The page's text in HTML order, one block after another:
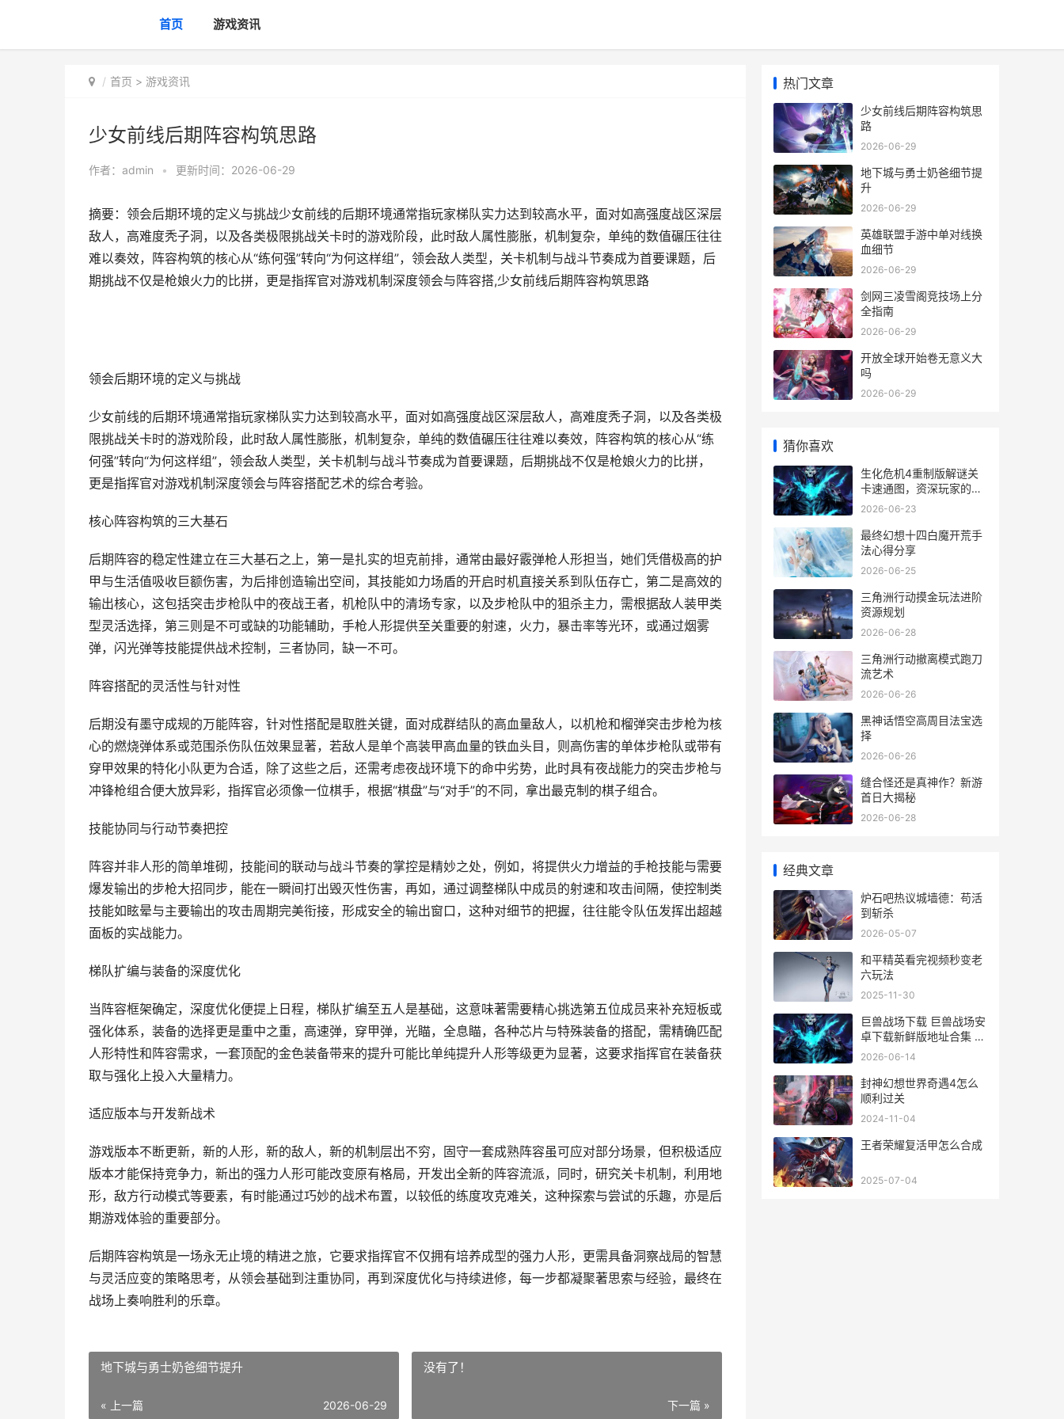
首页 游戏资讯
首页 > 游戏资讯
少女前线后期阵容构筑思路
作者： admin • 更新时间：2026-06-29
摘要：领会后期环境的定义与挑战少女前线的后期环境通常指玩家梯队实力达到较高水平，面对如高强度战区深层
敌人，高难度秃子洞，以及各类极限挑战关卡时的游戏阶段，此时敌人属性膨胀，机制复杂，单纯的数值碾压往往
难以奏效，阵容构筑的核心从“练何强”转向“为何这样组”，领会敌人类型，关卡机制与战斗节奏成为首要课题，后
期挑战不仅是枪娘火力的比拼，更是指挥官对游戏机制深度领会与阵容搭,少女前线后期阵容构筑思路
领会后期环境的定义与挑战
少女前线的后期环境通常指玩家梯队实力达到较高水平，面对如高强度战区深层敌人，高难度秃子洞，以及各类极
限挑战关卡时的游戏阶段，此时敌人属性膨胀，机制复杂，单纯的数值碾压往往难以奏效，阵容构筑的核心从“练
何强”转向“为何这样组”，领会敌人类型，关卡机制与战斗节奏成为首要课题，后期挑战不仅是枪娘火力的比拼，
更是指挥官对游戏机制深度领会与阵容搭配艺术的综合考验。
核心阵容构筑的三大基石
后期阵容的稳定性建立在三大基石之上，第一是扎实的坦克前排，通常由最好霰弹枪人形担当，她们凭借极高的护
甲与生活值吸收巨额伤害，为后排创造输出空间，其技能如力场盾的开启时机直接关系到队伍存亡，第二是高效的
输出核心，这包括突击步枪队中的夜战王者，机枪队中的清场专家，以及步枪队中的狙杀主力，需根据敌人装甲类
型灵活选择，第三则是不可或缺的功能辅助，手枪人形提供至关重要的射速，火力，暴击率等光环，或通过烟雾
弹，闪光弹等技能提供战术控制，三者协同，缺一不可。
阵容搭配的灵活性与针对性
后期没有墨守成规的万能阵容，针对性搭配是取胜关键，面对成群结队的高血量敌人，以机枪和榴弹突击步枪为核
心的燃烧弹体系或范围杀伤队伍效果显著，若敌人是单个高装甲高血量的铁血头目，则高伤害的单体步枪队或带有
穿甲效果的特化小队更为合适，除了这些之后，还需考虑夜战环境下的命中劣势，此时具有夜战能力的突击步枪与
冲锋枪组合便大放异彩，指挥官必须像一位棋手，根据“棋盘”与“对手”的不同，拿出最克制的棋子组合。
技能协同与行动节奏把控
阵容并非人形的简单堆砌，技能间的联动与战斗节奏的掌控是精妙之处，例如，将提供火力增益的手枪技能与需要
爆发输出的步枪大招同步，能在一瞬间打出毁灭性伤害，再如，通过调整梯队中成员的射速和攻击间隔，使控制类
技能如眩晕与主要输出的攻击周期完美衔接，形成安全的输出窗口，这种对细节的把握，往往能令队伍发挥出超越
面板的实战能力。
梯队扩编与装备的深度优化
当阵容框架确定，深度优化便提上日程，梯队扩编至五人是基础，这意味著需要精心挑选第五位成员来补充短板或
强化体系，装备的选择更是重中之重，高速弹，穿甲弹，光瞄，全息瞄，各种芯片与特殊装备的搭配，需精确匹配
人形特性和阵容需求，一套顶配的金色装备带来的提升可能比单纯提升人形等级更为显著，这要求指挥官在装备获
取与强化上投入大量精力。
适应版本与开发新战术
游戏版本不断更新，新的人形，新的敌人，新的机制层出不穷，固守一套成熟阵容虽可应对部分场景，但积极适应
版本才能保持竞争力，新出的强力人形可能改变原有格局，开发出全新的阵容流派，同时，研究关卡机制，利用地
形，敌方行动模式等要素，有时能通过巧妙的战术布置，以较低的练度攻克难关，这种探索与尝试的乐趣，亦是后
期游戏体验的重要部分。
后期阵容构筑是一场永无止境的精进之旅，它要求指挥官不仅拥有培养成型的强力人形，更需具备洞察战局的智慧
与灵活应变的策略思考，从领会基础到注重协同，再到深度优化与持续进修，每一步都凝聚著思索与经验，最终在
战场上奏响胜利的乐章。
地下城与勇士奶爸细节提升
« 上一篇 2026-06-29
没有了！
下一篇 »
热门文章
少女前线后期阵容构筑思
路
2026-06-29
地下城与勇士奶爸细节提
升
2026-06-29
英雄联盟手游中单对线换
血细节
2026-06-29
剑网三凌雪阁竞技场上分
全指南
2026-06-29
开放全球开始卷无意义大
吗
2026-06-29
猜你喜欢
生化危机4重制版解谜关
卡速通图，资深玩家的思
考蓝图
2026-06-23
最终幻想十四白魔开荒手
法心得分享
2026-06-25
三角洲行动摸金玩法进阶
资源规划
2026-06-28
三角洲行动撤离模式跑刀
流艺术
2026-06-26
黑神话悟空高周目法宝选
择
2026-06-26
缝合怪还是真神作？新游
首日大揭秘
2026-06-28
经典文章
炉石吧热议城墙德：苟活
到斩杀
2026-05-07
和平精英看完视频秒变老
六玩法
2025-11-30
巨兽战场下载 巨兽战场安
卓下载新鲜版地址合集 巨
兽战场下载链接手机版下
2026-06-14
封神幻想世界奇遇4怎么
顺利过关
2024-11-04
王者荣耀复活甲怎么合成
2025-07-04